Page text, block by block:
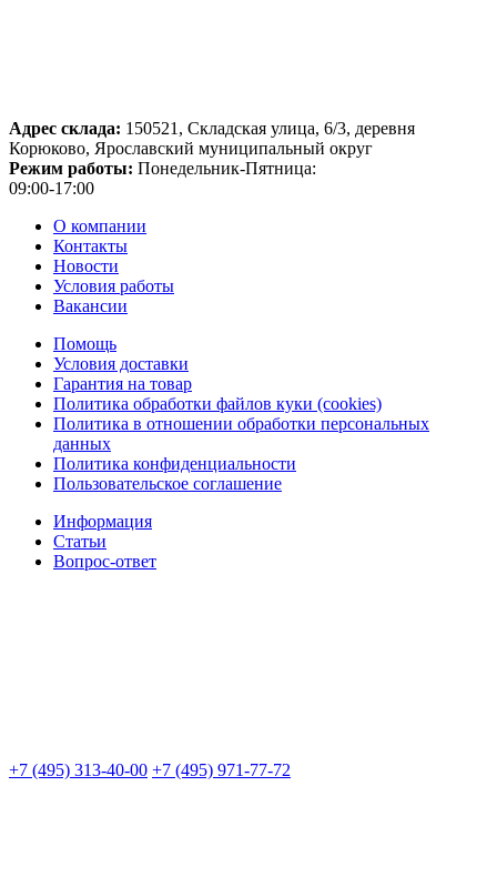
Адрес склада: 150521, Складская улица, 6/3, деревня
Корюково, Ярославский муниципальный округ
Режим работы: Понедельник-Пятница:
09:00-17:00
О компании
Контакты
Новости
Условия работы
Вакансии
Помощь
Условия доставки
Гарантия на товар
Политика обработки файлов куки (cookies)
Политика в отношении обработки персональных
данных
Политика конфиденциальности
Пользовательское соглашение
Информация
Статьи
Вопрос-ответ
+7 (495) 313-40-00 +7 (495) 971-77-72